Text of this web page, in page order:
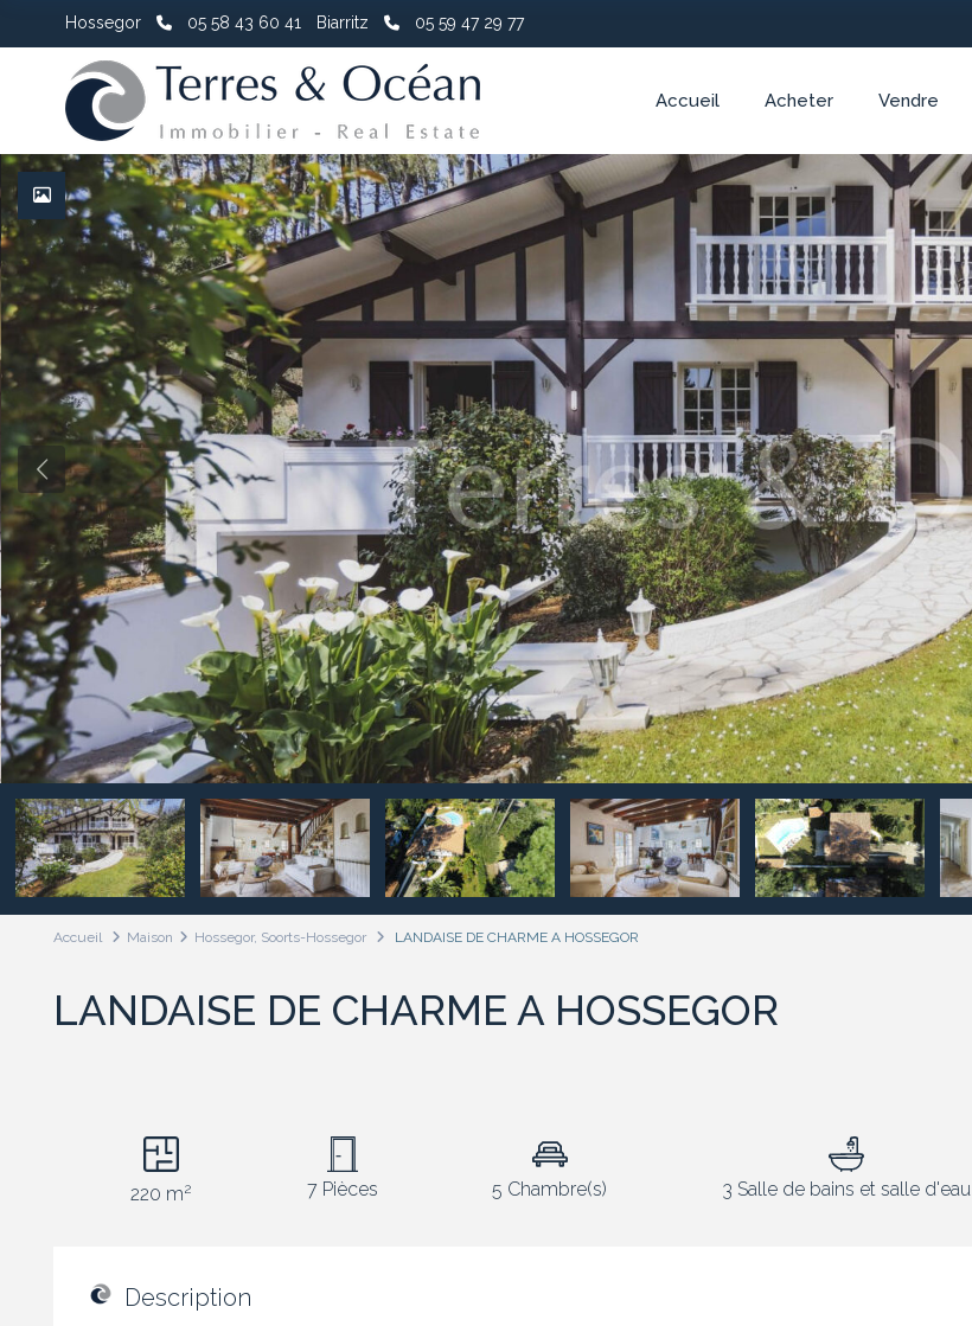
Hossegor 05 58 43 60 41 Biarritz 05 59 47 29 77
Accueil Acheter Vendre
Accueil Maison Hossegor, Soorts-Hossegor LANDAISE DE CHARME A HOSSEGOR
LANDAISE DE CHARME A HOSSEGOR
220 m2 7 Pièces 5 Chambre(s) 3 Salle de bains et salle d'eau
Description